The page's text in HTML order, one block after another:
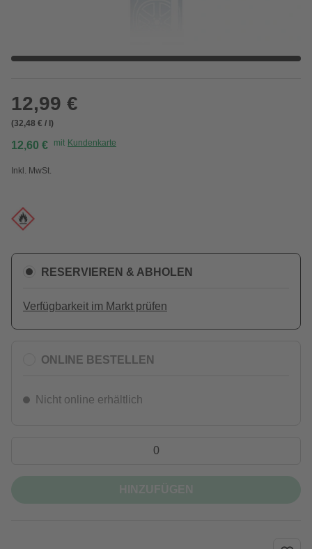
12,99 €
(32,48 € / l)
12,60 € mit Kundenkarte
Inkl. MwSt.
RESERVIEREN & ABHOLEN
Verfügbarkeit im Markt prüfen
ONLINE BESTELLEN
Nicht online erhältlich